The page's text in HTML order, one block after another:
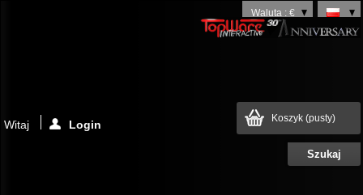
Waluta : €
Koszyk (pusty)
Witaj Login